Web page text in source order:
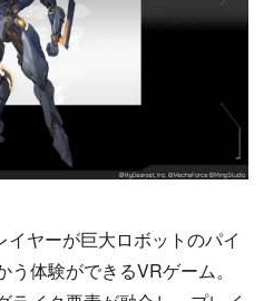
ヤーが巨大ロボットのパイ
体験ができるVRゲーム。